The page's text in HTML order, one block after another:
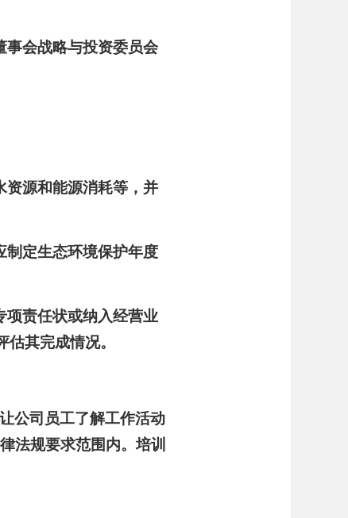
事会战略与投资委员会
资源和能源消耗等，并
制定生态环境保护年度
项责任状或纳入经营业
其完成情况。
公司员工了解工作活动
法规要求范围内。培训